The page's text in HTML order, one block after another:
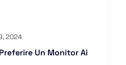
2024
Un Monitor Ai